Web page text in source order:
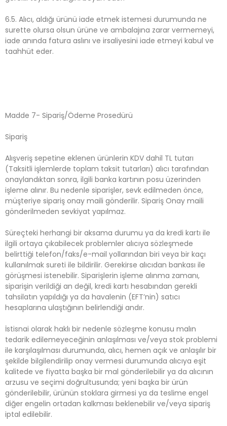
6.5. Alıcı, aldığı ürünü iade etmek istemesi durumunda ne
surette olursa olsun ürüne ve ambalajına zarar vermemeyi,
iade anında fatura aslını ve irsaliyesini iade etmeyi kabul ve
taahhüt eder.
Madde 7- Sipariş/Ödeme Prosedürü
Sipariş
Alışveriş sepetine eklenen ürünlerin KDV dahil TL tutarı
(Taksitli işlemlerde toplam taksit tutarları) alıcı tarafından
onaylandıktan sonra, ilgili banka kartının posu üzerinden
işleme alınır. Bu nedenle siparişler, sevk edilmeden önce,
müşteriye sipariş onay maili gönderilir. Sipariş Onay maili
gönderilmeden sevkiyat yapılmaz.
Süreçteki herhangi bir aksama durumu ya da kredi kartı ile
ilgili ortaya çıkabilecek problemler alıcıya sözleşmede
belirttiği telefon/faks/e-mail yollarından biri veya bir kaçı
kullanılmak sureti ile bildirilir. Gerekirse alıcıdan bankası ile
görüşmesi istenebilir. Siparişlerin işleme alınma zamanı,
siparişin verildiği an değil, kredi kartı hesabından gerekli
tahsilatın yapıldığı ya da havalenin (EFT’nin) satıcı
hesaplarına ulaştığının belirlendiği andır.
İstisnai olarak haklı bir nedenle sözleşme konusu malın
tedarik edilemeyeceğinin anlaşılması ve/veya stok problemi
ile karşılaşılması durumunda, alıcı, hemen açık ve anlaşılır bir
şekilde bilgilendirilip onay vermesi durumunda alıcıya eşit
kalitede ve fiyatta başka bir mal gönderilebilir ya da alıcının
arzusu ve seçimi doğrultusunda; yeni başka bir ürün
gönderilebilir, ürünün stoklara girmesi ya da teslime engel
diğer engelin ortadan kalkması beklenebilir ve/veya sipariş
iptal edilebilir.